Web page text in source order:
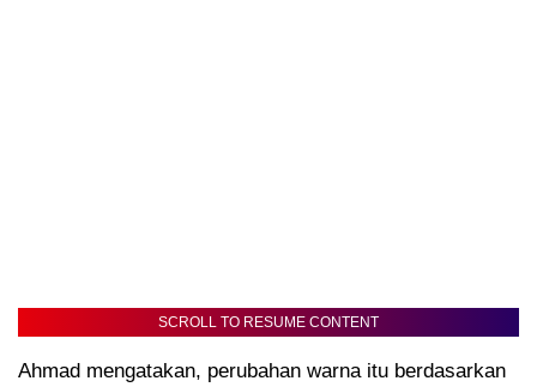
SCROLL TO RESUME CONTENT
Ahmad mengatakan, perubahan warna itu berdasarkan